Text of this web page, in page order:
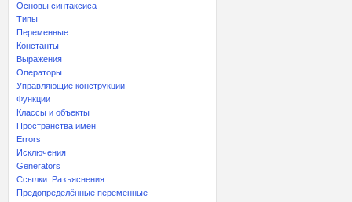
Основы синтаксиса
Типы
Переменные
Константы
Выражения
Операторы
Управляющие конструкции
Функции
Классы и объекты
Пространства имен
Errors
Исключения
Generators
Ссылки. Разъяснения
Предопределённые переменные